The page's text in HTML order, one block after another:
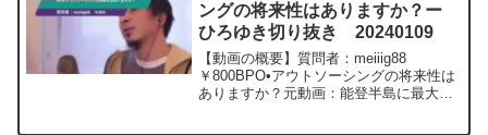
ングの将来性はありますか？ー
ひろゆき切り抜き 20240109
【動画の概要】質問者：meiiig88
￥800BPO•アウトソーシングの将来性は
ありますか？元動画：能登半島に最大同